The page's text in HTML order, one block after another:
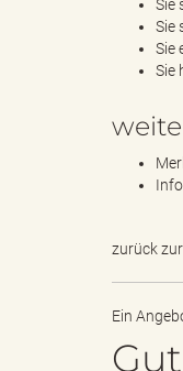
Sie
Sie
Sie
Sie
zurück
Ein